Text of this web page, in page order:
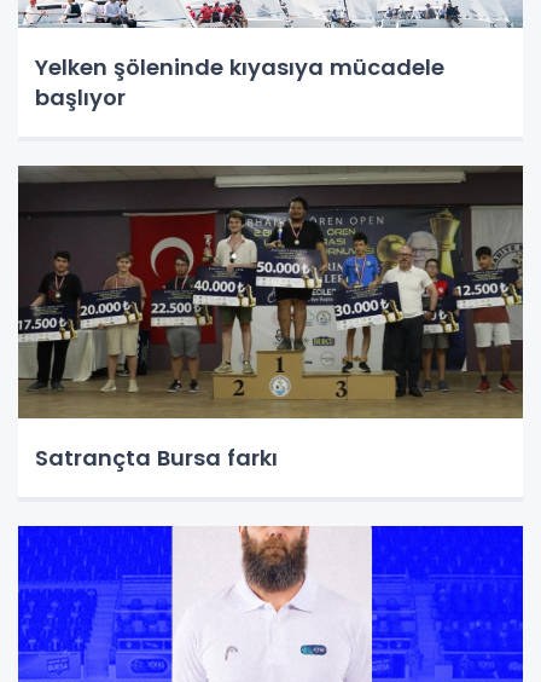
Yelken şöleninde kıyasıya mücadele
başlıyor
Satrançta Bursa farkı